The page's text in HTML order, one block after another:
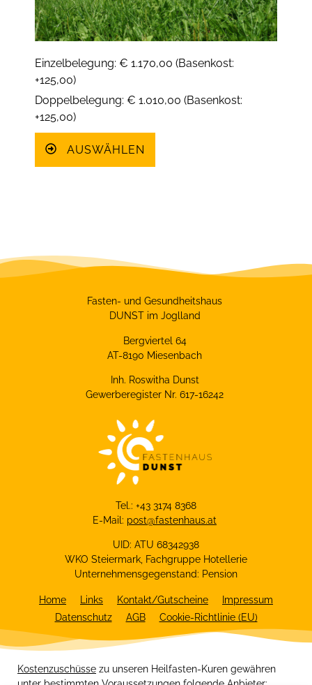
Einzelbelegung: € 1.170,00 (Basenkost:
+125,00)
Doppelbelegung: € 1.010,00 (Basenkost:
+125,00)
AUSWÄHLEN
Fasten- und Gesundheitshaus
DUNST im Joglland
Bergviertel 64
AT-8190 Miesenbach
Inh. Roswitha Dunst
Gewerberegister Nr. 617-16242
Tel.: +43 3174 8368
E-Mail: post@fastenhaus.at
UID: ATU 68342938
WKO Steiermark, Fachgruppe Hotellerie
Unternehmensgegenstand: Pension
Home Links Kontakt/Gutscheine
Impressum
Datenschutz
AGB Cookie-Richtlinie (EU)
Kostenzuschüsse zu unseren Heilfasten-Kuren gewähren